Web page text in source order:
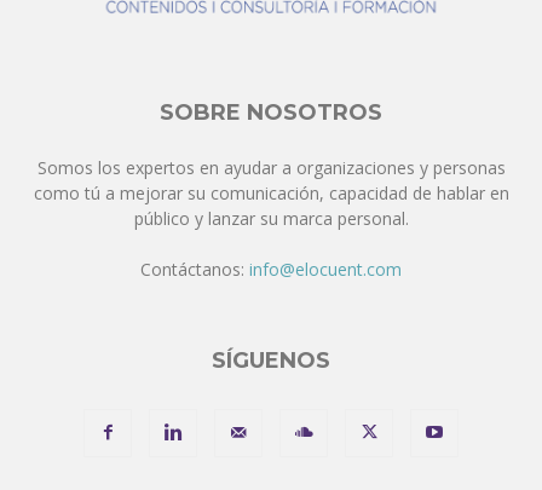
SOBRE NOSOTROS
Somos los expertos en ayudar a organizaciones y personas
como tú a mejorar su comunicación, capacidad de hablar en
público y lanzar su marca personal.
Contáctanos: info@elocuent.com
SÍGUENOS